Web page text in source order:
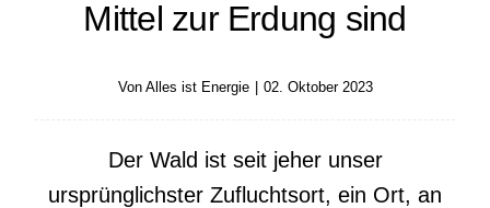
Mittel zur Erdung sind
Von Alles ist Energie 02. Oktober 2023
Der Wald ist seit jeher unser
ursprünglichster Zufluchtsort, ein Ort, an